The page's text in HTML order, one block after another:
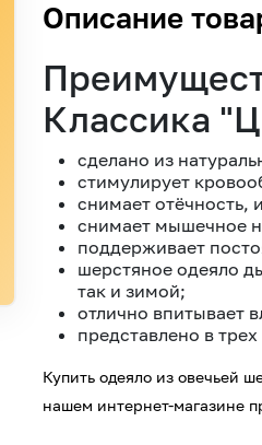
Описание
Классика
сделано из
стимулирует
снимает отёчность,
снимает мышечное
поддерживает
шерстяное одеяло
так и зимой;
отлично впитывает
представлено в
Купить одеяло из овечьей
нашем интернет-магазине